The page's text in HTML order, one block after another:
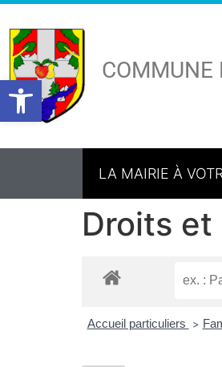
Ouvrir la barre d’outils
COMMUNE
LA MAIRIE À
Droits
Accueil particuliers >